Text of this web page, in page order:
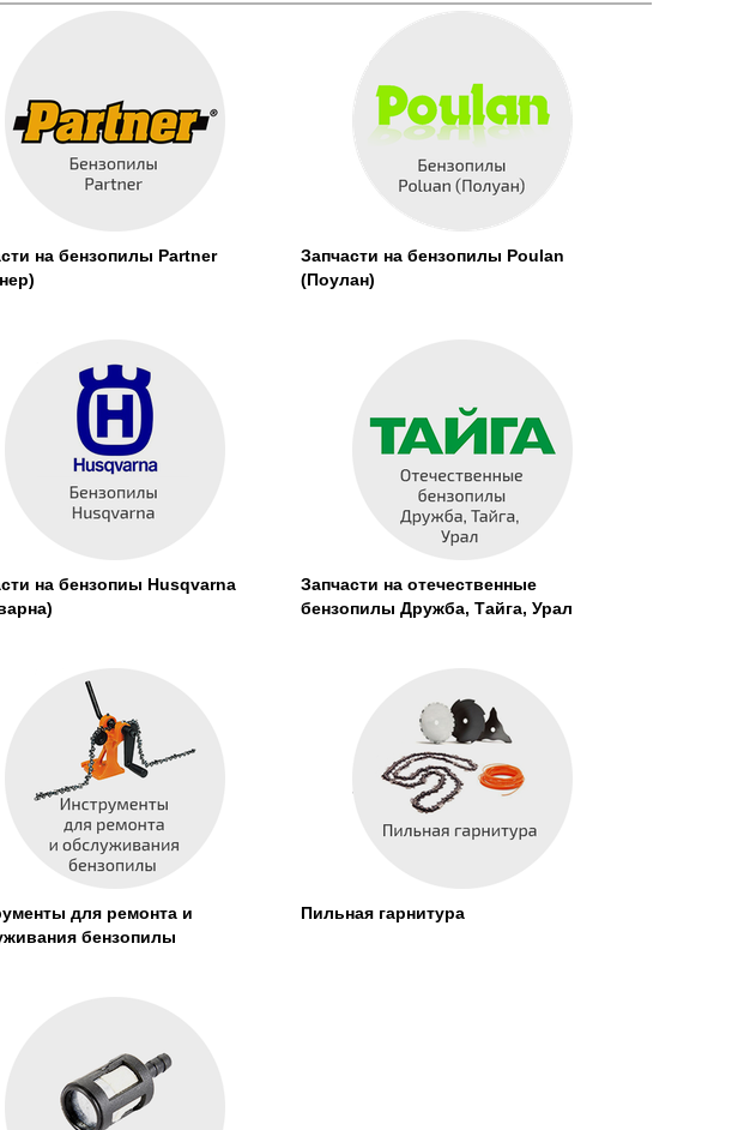
на бензопилы Partner
Запчасти на бензопилы Poulan
(Поулан)
на бензопиы Husqvarna
Запчасти на отечественные
бензопилы Дружба, Тайга, Урал
для ремонта и
бензопилы
Пильная гарнитура